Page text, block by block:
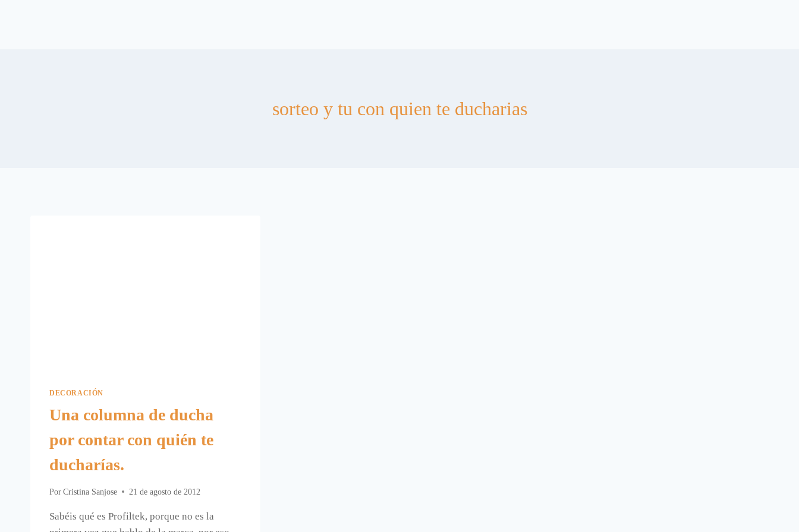
sorteo y tu con quien te ducharias
DECORACIÓN
Una columna de ducha
por contar con quién te
ducharías.
Por Cristina Sanjose 21 de agosto de 2012
Sabéis qué es Profiltek, porque no es la